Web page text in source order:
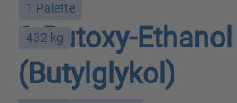
1 Palette
432 kg
2-Butoxy-Ethanol
(Butylglykol)